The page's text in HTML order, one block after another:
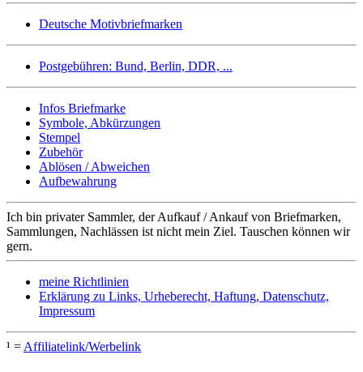
Deutsche Motivbriefmarken
Postgebühren: Bund, Berlin, DDR, ...
Infos Briefmarke
Symbole, Abkürzungen
Stempel
Zubehör
Ablösen / Abweichen
Aufbewahrung
Ich bin privater Sammler, der Aufkauf / Ankauf von Briefmarken,
Sammlungen, Nachlässen ist nicht mein Ziel. Tauschen können wir
gern.
meine Richtlinien
Erklärung zu Links, Urheberecht, Haftung, Datenschutz,
Impressum
¹ = Affiliatelink/Werbelink